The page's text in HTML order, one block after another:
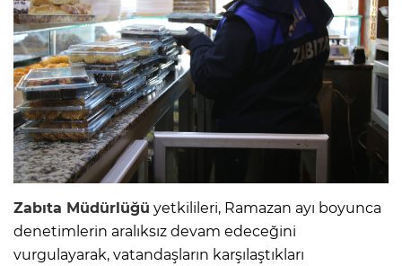
Zabıta Müdürlüğü yetkilileri, Ramazan ayı boyunca
denetimlerin aralıksız devam edeceğini
vurgulayarak, vatandaşların karşılaştıkları